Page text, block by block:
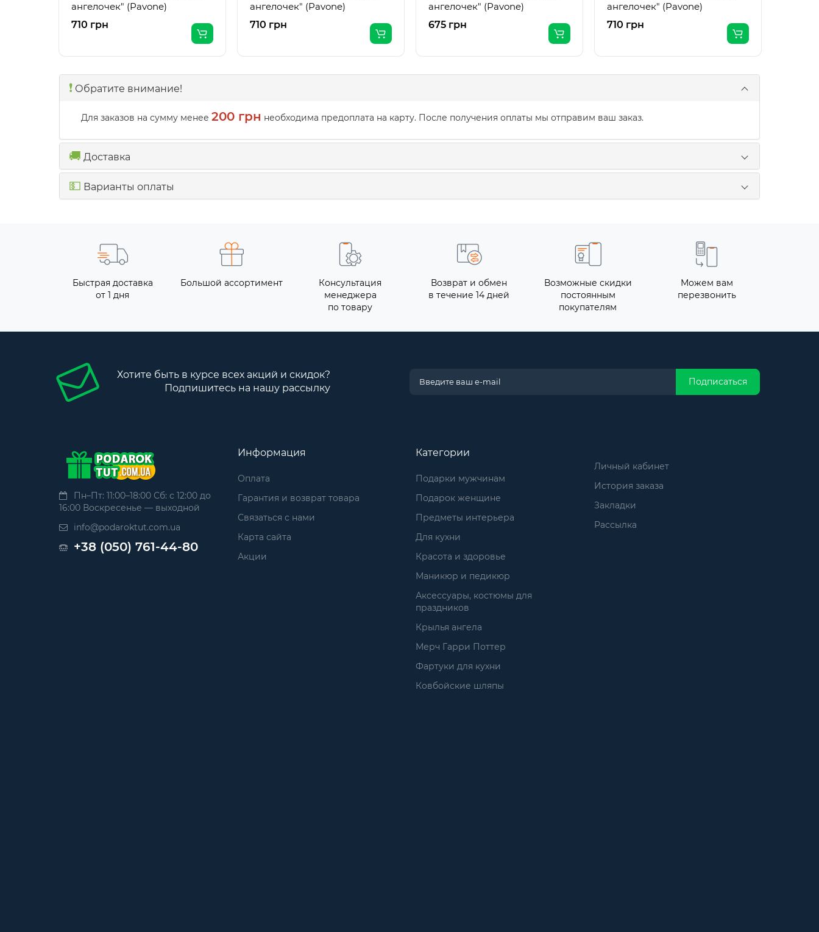
ангелочек" (Pavone)
710 грн
ангелочек" (Pavone)
710 грн
ангелочек" (Pavone)
675 грн
ангелочек" (Pavone)
710 грн
❗️ Обратите внимание!
Для заказов на сумму менее 200 грн необходима предоплата на карту. После получения оплаты мы отправим ваш заказ.
🚚 Доставка
💵 Варианты оплаты
Быстрая доставка
от 1 дня
Большой ассортимент
Консультация
менеджера
по товару
Возврат и обмен
в течение 14 дней
Возможные скидки
постоянным
покупателям
Можем вам
перезвонить
Хотите быть в курсе всех акций и скидок?
Подпишитесь на нашу рассылку
Подписаться
Пн–Пт: 11:00–18:00 Сб: с 12:00 до
16:00 Воскресенье — выходной
info@podaroktut.com.ua
+38 (050) 761-44-80
Информация
Оплата
Гарантия и возврат товара
Связаться с нами
Карта сайта
Акции
Категории
Подарки мужчинам
Подарок женщине
Предметы интерьера
Для кухни
Красота и здоровье
Маникюр и педикюр
Аксессуары, костюмы для
праздников
Крылья ангела
Мерч Гарри Поттер
Фартуки для кухни
Ковбойские шляпы
Личный кабинет
История заказа
Закладки
Рассылка